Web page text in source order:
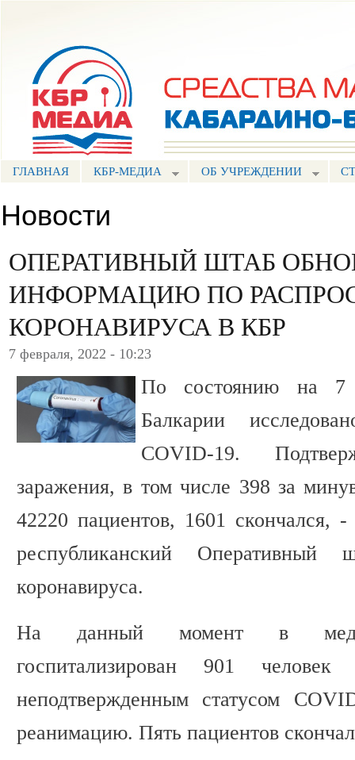
ГЛАВНАЯ КБР-МЕДИА ОБ УЧРЕЖДЕНИИ
Новости
ОПЕРАТИВНЫЙ ШТАБ
ИНФОРМАЦИЮ ПО
КОРОНАВИРУСА В КБР
7 февраля, 2022 - 10:23
По состоянию на 7
Балкарии
COVID-19.
заражения, в том числе 398 за
42220 пациентов, 1601 скончался,
республиканский Оперативный
коронавируса.
На данный момент в
госпитализирован 901
неподтвержденным статусом
реанимацию. Пять пациентов